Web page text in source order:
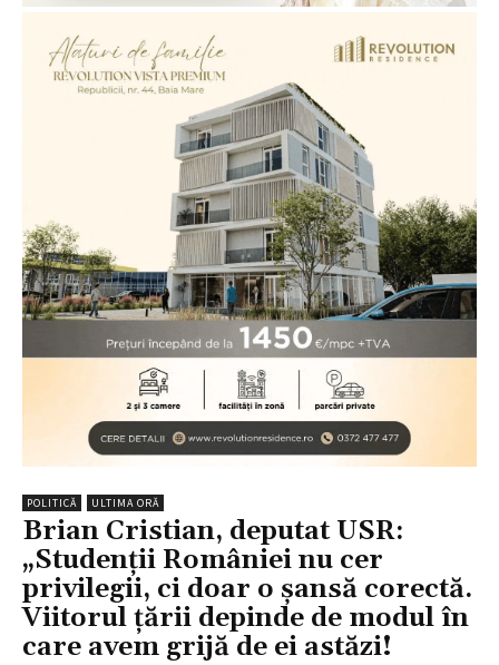
POLITICĂ ULTIMA ORĂ
Brian Cristian, deputat USR:
„Studenții României nu cer
privilegii, ci doar o șansă corectă.
Viitorul țării depinde de modul în
care avem grijă de ei astăzi!